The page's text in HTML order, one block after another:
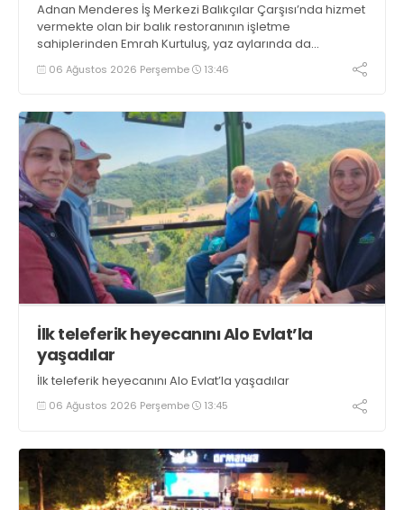
Adnan Menderes İş Merkezi Balıkçılar Çarşısı’nda hizmet
vermekte olan bir balık restoranının işletme
sahiplerinden Emrah Kurtuluş, yaz aylarında da
tezgahlarda taze balık bulunduğunu ifade ederek “Yıl
boyunca tezgahlarda taze balık bulmak mümkün
06 Ağustos 2026 Perşembe 13:46
İlk teleferik heyecanını Alo Evlat’la
yaşadılar
İlk teleferik heyecanını Alo Evlat’la yaşadılar
06 Ağustos 2026 Perşembe 13:45